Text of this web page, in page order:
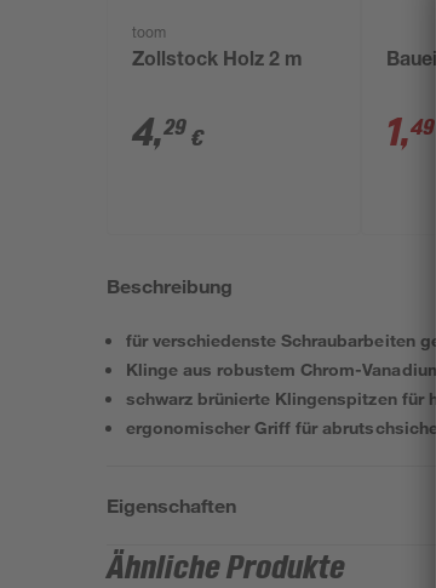
toom
Zollstock Holz 2 m
4,29 € 1,49
Beschreibung
für verschiedenste Schraubarbeiten
Klinge aus robustem Chrom-
schwarz brünierte Klingenspitzen für
ergonomischer Griff für
Eigenschaften
Ähnliche Produkte